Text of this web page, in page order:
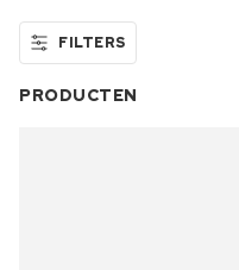
FILTERS
PRODUCTEN